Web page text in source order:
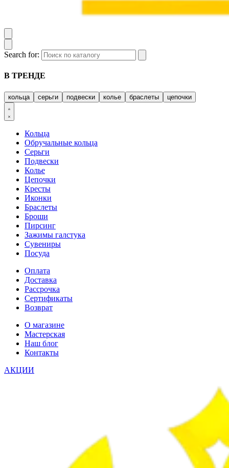
Search for:
В ТРЕНДЕ
кольца серьги подвески колье браслеты цепочки
Кольца
Обручальные кольца
Серьги
Подвески
Колье
Цепочки
Кресты
Иконки
Браслеты
Броши
Пирсинг
Зажимы галстука
Сувениры
Посуда
Оплата
Доставка
Рассрочка
Сертификаты
Возврат
О магазине
Мастерская
Наш блог
Контакты
АКЦИИ